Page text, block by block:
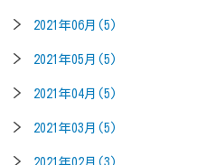
2021年06月(5)
2021年05月(5)
2021年04月(5)
2021年03月(5)